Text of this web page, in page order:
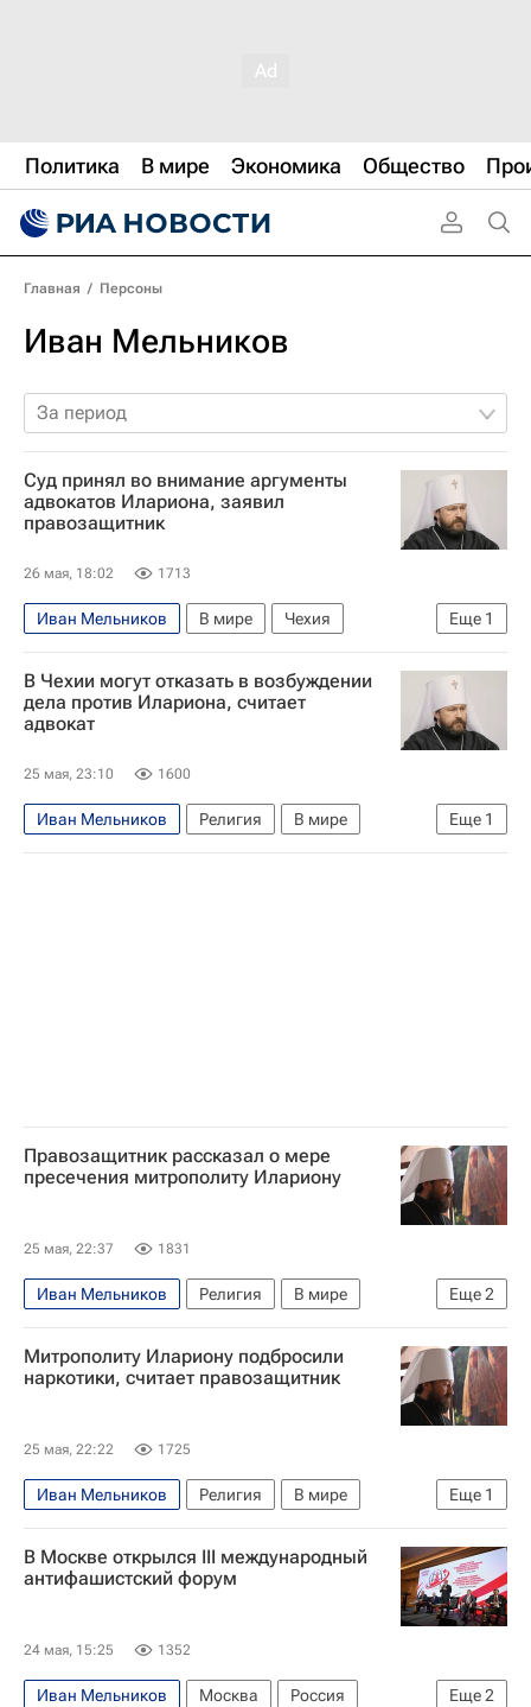
Политика В мире Экономика Общество
Главная / Персоны
Иван Мельников
За период
Суд принял во внимание аргументы
адвокатов Илариона, заявил
правозащитник
26 мая, 18:02 1713
Еще 1
Иван Мельников В мире
Чехия
Митрополит Иларион (Алфеев)
В Чехии могут отказать в возбуждении
дела против Илариона, считает
адвокат
25 мая, 23:10 1600
Еще 1
Иван Мельников Религия
В мире
Чехия
Правозащитник рассказал о мере
пресечения митрополиту Илариону
25 мая, 22:37 1831
Еще2
Иван Мельников Религия
В мире
Чехия
Митрополит Иларион (Алфеев)
Митрополиту Илариону подбросили
наркотики, считает правозащитник
25 мая, 22:22 1725
Еще 1
Иван Мельников Религия
В мире
Чехия
В Москве открылся III международный
антифашистский форум
24 мая, 15:25 1352
Еще2
Иван Мельников Москва
Россия